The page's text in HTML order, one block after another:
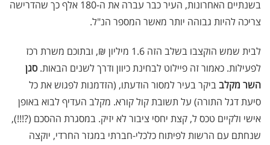
בשנתיים האחרונות, העיר כבר עברה את ה-180 אלף כך שהדרישה
צריכה להיות גבוהה יותר מאשר המספר הנ"ל.
לבית שמש הוקצבו בשלב הזה 1.6 מיליון ₪, ובתוכם משרת רכז
לפעילות. כאמור זה פיילוט לבחינת כיוון ודרך לשנים הבאות.סגן
השר מקלבביקר בעיר למסור הודעתו, (הזדמנות לפגוש את כל
סיעת דגל התורה) על תשובת קול קורא. מקלב העדיף לבוא באופן
אישי ולקיים טכס ל, קצת יחסי ציבור לא יזיק. במסגרת ההסכם (?!!!),
שנחתם עם הרשות לפיתוח כלכלי-חברתי במגזר החרדי, יוקצה